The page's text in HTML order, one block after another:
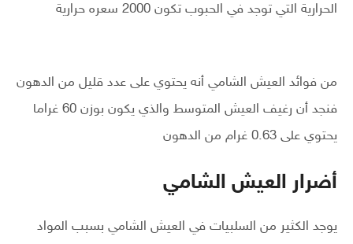
الحرارية التي توجد في الحبوب تكون 2000 سعره حرارية
من فوائد العيش الشامي أنه يحتوي على عدد قليل من الدهون
فنجد أن رغيف العيش المتوسط والذي يكون بوزن 60 غراما
يحتوي على 0.63 غرام من الدهون
أضرار العيش الشامي
يوجد الكثير من السلبيات في العيش الشامي بسبب المواد